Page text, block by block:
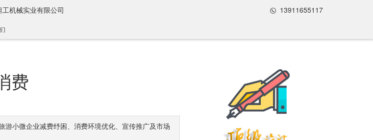
工机械实业有限公司 13911655117
费
小微企业减费纾困、消费环境优化、宣传推广及市场